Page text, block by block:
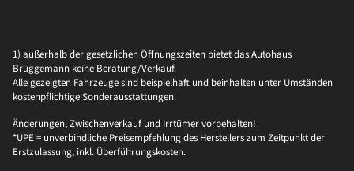
1) außerhalb der gesetzlichen Öffnungszeiten bietet das Autohaus
Brüggemann keine Beratung/Verkauf.
Alle gezeigten Fahrzeuge sind beispielhaft und beinhalten unter Umständen
kostenpflichtige Sonderausstattungen.
Änderungen, Zwischenverkauf und Irrtümer vorbehalten!
*UPE = unverbindliche Preisempfehlung des Herstellers zum Zeitpunkt der
Erstzulassung, inkl. Überführungskosten.